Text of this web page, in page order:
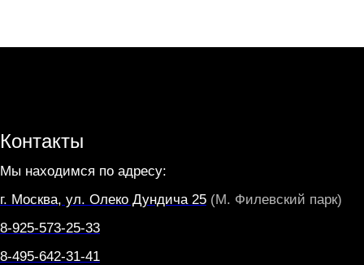
Контакты
Мы находимся по адресу:
г. Москва, ул. Олеко Дундича 25 (М. Филевский парк)
8-925-573-25-33
8-495-642-31-41